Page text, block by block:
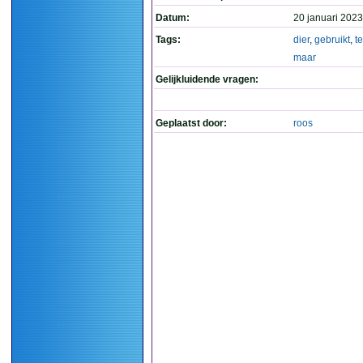
Datum:
20 januari
Tags:
dier, gebruikt,
maar
Gelijkluidende vragen:
Geplaatst door: roos